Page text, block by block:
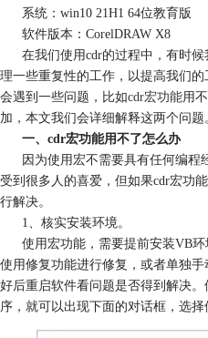
购买
系统：win10 21H1 64位教育版
软件版本：CorelDRAW X8
在我们使用cdr的过程中，有时候
理一些重复性的工作，以提高我们
会遇到一些问题，比如cdr宏功能用
加，本文我们会详细解释这两个问题
一、cdr宏功能用不了怎么办
因为使用宏不需要具有任何编程
受到很多人的喜爱，但如果cdr宏功
行解决。
1、核实安装环境。
使用宏功能，需要提前安装VB环
使用修复功能进行修复，或者单独手
好后重启软件看问题是否得到解决
序，就可以出现下面的对话框，选择